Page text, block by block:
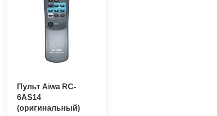
Пульт Aiwa RC-
6AS14
(оригинальный)